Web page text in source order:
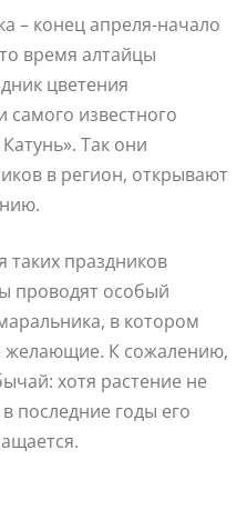
– конец апреля-начало
время алтайцы
цветения
самого известного
Так они
в регион, открывают
праздников
проводят особый
в котором
желающие. К сожалению,
хотя растение не
последние годы его